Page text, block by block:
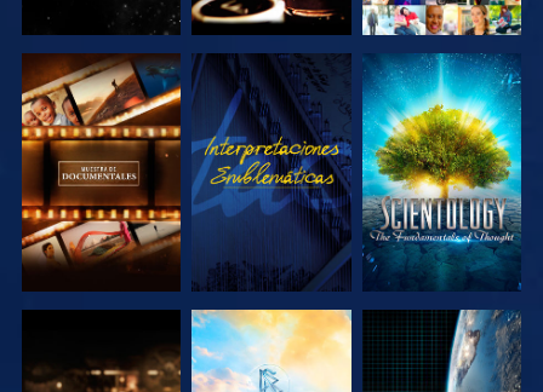
EXPLORA LAS
SERIES
VE
EXPLORA LAS
SERIES
EXPLORA LAS
EXPLORA LAS
VE